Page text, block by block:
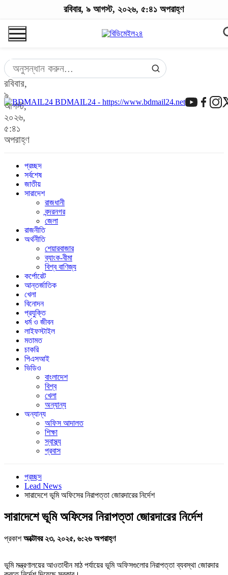
রবিবার,
৯
আগস্ট,
২০২৬,
৫:৪১
অপরাহ্ণ
BDMAIL24 - https://www.bdmail24.net
প্রচ্ছদ
সর্বশেষ
জাতীয়
সারাদেশ
রাজধানী
বন্দরনগর
জেলা
রাজনীতি
অর্থনীতি
শেয়ারবাজার
ব্যাংক-বীমা
বিশ্ব বাণিজ্য
কর্পোরেট
আন্তর্জাতিক
খেলা
বিনোদন
প্রযুক্তি
ধর্ম ও জীবন
লাইফস্টাইল
মতামত
চাকরি
পিএসআই
ভিডিও
বাংলাদেশ
বিশ্ব
খেলা
অন্যান্য
অন্যান্য
অফিস আদালত
শিক্ষা
স্বাস্থ্য
প্রবাস
রবিবার, ৯ আগস্ট, ২০২৬, ৫:৪১ অপরাহ্ণ
প্রচ্ছদ
Lead News
সারাদেশে ভূমি অফিসের নিরাপত্তা জোরদারের নির্দেশ
সারাদেশে ভূমি অফিসের নিরাপত্তা জোরদারের নির্দেশ
প্রকাশঅক্টোবর ২৩, ২০২৫, ৬:২৬ অপরাহ্ণ
ভূমি মন্ত্রণালয়ের আওতাধীন মাঠ পর্যায়ের ভূমি অফিসগুলোর নিরাপত্তা ব্যবস্থা জোরদার